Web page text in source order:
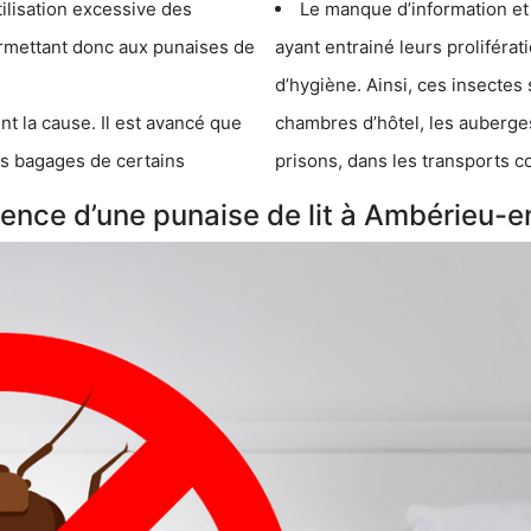
des
de
Il est avancé que
de certains
Le manque d’information
ayant entrainé leurs
d’hygiène. Ainsi, ces
chambres d’hôtel, les auberges
prisons, dans les transports
d’une punaise de lit à Ambérieu-